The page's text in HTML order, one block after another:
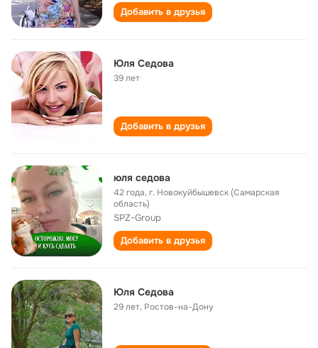
Добавить в друзья
Юля Седова
39 лет
Добавить в друзья
юля седова
42 года,г. Новокуйбышевск (Самарская
область)
SPZ-Group
Добавить в друзья
Юля Седова
29 лет, Ростов-на-Дону